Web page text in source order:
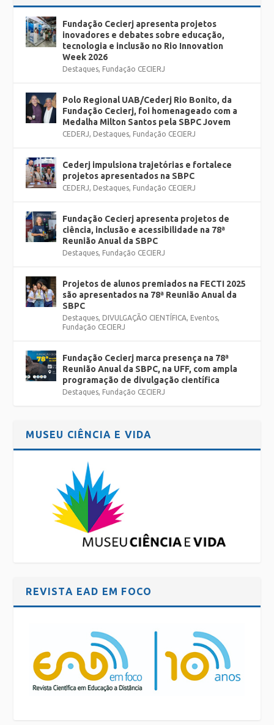
Fundação Cecierj apresenta projetos
inovadores e debates sobre educação,
tecnologia e inclusão no Rio Innovation
Week 2026
Destaques, Fundação CECIERJ
Polo Regional UAB/Cederj Rio Bonito, da
Fundação Cecierj, foi homenageado com a
Medalha Milton Santos pela SBPC Jovem
CEDERJ, Destaques, Fundação CECIERJ
Cederj impulsiona trajetórias e fortalece
projetos apresentados na SBPC
CEDERJ, Destaques, Fundação CECIERJ
Fundação Cecierj apresenta projetos de
ciência, inclusão e acessibilidade na 78ª
Reunião Anual da SBPC
Destaques, Fundação CECIERJ
Projetos de alunos premiados na FECTI 2025
são apresentados na 78ª Reunião Anual da
SBPC
Destaques, DIVULGAÇÃO CIENTÍFICA, Eventos,
Fundação CECIERJ
Fundação Cecierj marca presença na 78ª
Reunião Anual da SBPC, na UFF, com ampla
programação de divulgação científica
Destaques, Fundação CECIERJ
MUSEU CIÊNCIA E VIDA
REVISTA EAD EM FOCO